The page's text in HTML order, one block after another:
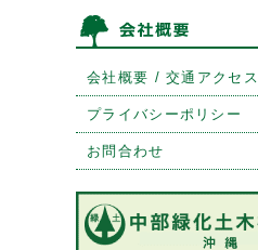
会社概要 / 交通アクセス
プライバシーポリシー
お問合わせ